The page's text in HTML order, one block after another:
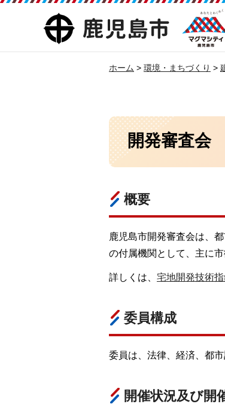
鹿児島市
マグマシテ
鹿児島市
ホーム > 環境・まちづくり >
開発審査会
概要
鹿児島市開発審査会は、
の付属機関として、主に
詳しくは、 宅地開発技術
委員構成
委員は、法律、経済、都
開催状況及び開